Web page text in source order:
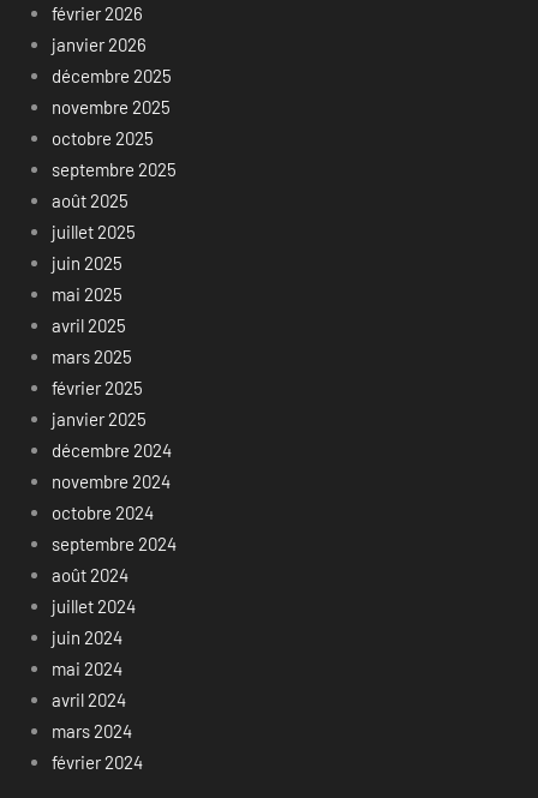
février 2026
janvier 2026
décembre 2025
novembre 2025
octobre 2025
septembre 2025
août 2025
juillet 2025
juin 2025
mai 2025
avril 2025
mars 2025
février 2025
janvier 2025
décembre 2024
novembre 2024
octobre 2024
septembre 2024
août 2024
juillet 2024
juin 2024
mai 2024
avril 2024
mars 2024
février 2024